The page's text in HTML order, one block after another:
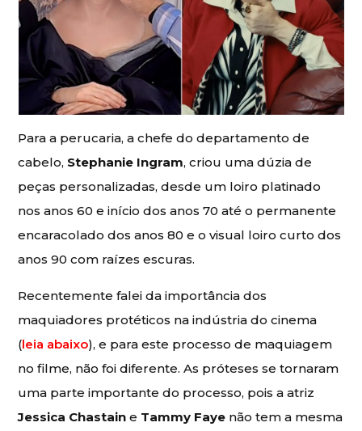
Para a perucaria, a chefe do departamento de
cabelo, Stephanie Ingram, criou uma dúzia de
peças personalizadas, desde um loiro platinado
nos anos 60 e início dos anos 70 até o permanente
encaracolado dos anos 80 e o visual loiro curto dos
anos 90 com raízes escuras.
Recentemente falei da importância dos
maquiadores protéticos na indústria do cinema
(leia abaixo), e para este processo de maquiagem
no filme, não foi diferente. As próteses se tornaram
uma parte importante do processo, pois a atriz
Jessica Chastain e Tammy Faye não tem a mesma